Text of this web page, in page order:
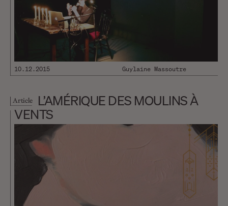
10.12.2015 Guylaine Massoutre
Article
L’AMÉRIQUE DES MOULINS À
VENTS